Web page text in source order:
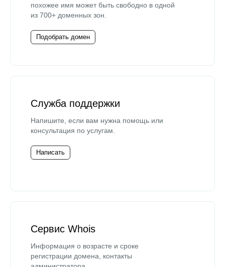
похожее имя может быть свободно в одной
из 700+ доменных зон.
Подобрать домен
Служба поддержки
Напишите, если вам нужна помощь или
консультация по услугам.
Написать
Сервис Whois
Информация о возрасте и сроке
регистрации домена, контакты